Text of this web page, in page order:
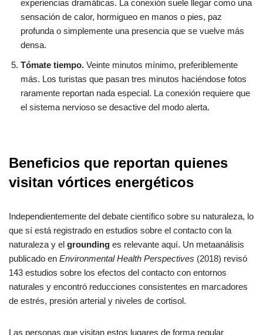
experiencias dramáticas. La conexión suele llegar como una
sensación de calor, hormigueo en manos o pies, paz
profunda o simplemente una presencia que se vuelve más
densa.
Tómate tiempo. Veinte minutos mínimo, preferiblemente
más. Los turistas que pasan tres minutos haciéndose fotos
raramente reportan nada especial. La conexión requiere que
el sistema nervioso se desactive del modo alerta.
Beneficios que reportan quienes
visitan vórtices energéticos
Independientemente del debate científico sobre su naturaleza, lo
que sí está registrado en estudios sobre el contacto con la
naturaleza y el grounding es relevante aquí. Un metaanálisis
publicado en Environmental Health Perspectives (2018) revisó
143 estudios sobre los efectos del contacto con entornos
naturales y encontró reducciones consistentes en marcadores
de estrés, presión arterial y niveles de cortisol.
Las personas que visitan estos lugares de forma regular